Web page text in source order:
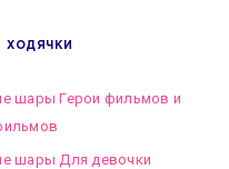
ХОДЯЧКИ
шары Герои фильмов и
шары Для девочки